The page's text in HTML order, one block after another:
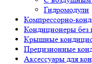
Гидромодули
Компрессорно-
Кондиционеры без
Крышные
Прецизионные
Аксессуары для